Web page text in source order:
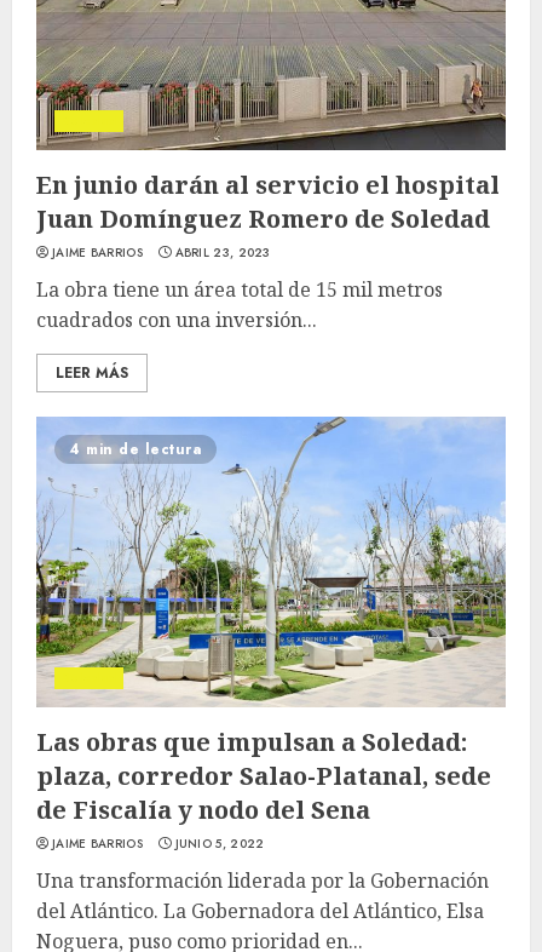
En junio darán al servicio el hospital
Juan Domínguez Romero de Soledad
JAIME BARRIOS ABRIL 23, 2023
La obra tiene un área total de 15 mil metros
cuadrados con una inversión...
LEER MÁS
4 min de lectura
Las obras que impulsan a Soledad:
plaza, corredor Salao-Platanal, sede
de Fiscalía y nodo del Sena
JAIME BARRIOS JUNIO 5, 2022
Una transformación liderada por la Gobernación
del Atlántico. La Gobernadora del Atlántico, Elsa
Noguera, puso como prioridad en...